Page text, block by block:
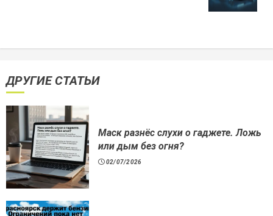
ДРУГИЕ СТАТЬИ
Маск разнёс слухи о гаджете. Ложь
или дым без огня?
02/07/2026